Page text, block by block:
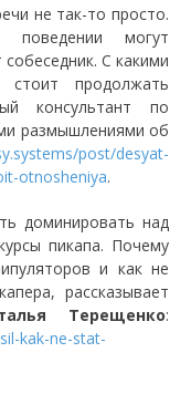
не так-то просто.
могут
С какими
продолжать
консультант по
размышлениями об
post/desyat-
otnosheniya.
доминировать над
пикапа. Почему
и как не
рассказывает
Терещенко:
kak-ne-stat-